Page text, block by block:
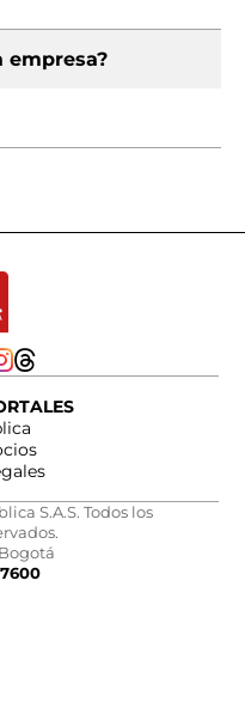
empresa?
S.A.S. Todos los
Bogotá